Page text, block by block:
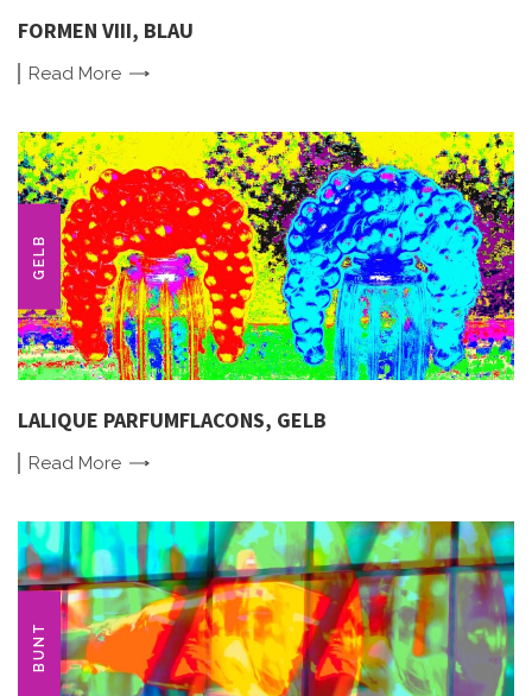
FORMEN VIII, BLAU
Read More
GELB
LALIQUE PARFUMFLACONS, GELB
Read More
BUNT